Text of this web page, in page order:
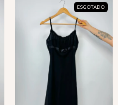
ESGOTADO